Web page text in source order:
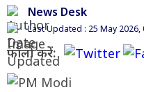
News Desk
Last Updated : 25 May 2026,
फॉलो करें: